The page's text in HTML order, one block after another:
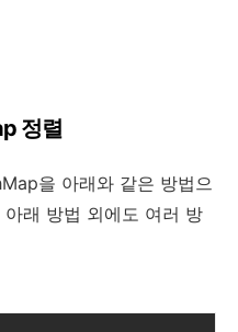
정렬
을 아래와 같은 방법으
래 방법 외에도 여러 방